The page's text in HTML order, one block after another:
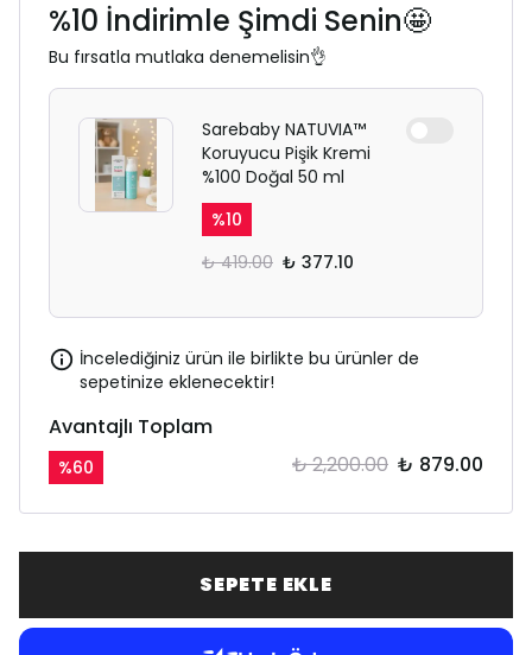
%10 İndirimle Şimdi Senin🤩
Bu fırsatla mutlaka denemelisin👌
Sarebaby NATUVIA™
Koruyucu Pişik Kremi
%100 Doğal 50 ml
%10
₺ 419.00 ₺ 377.10
İncelediğiniz ürün ile birlikte bu ürünler de
sepetinize eklenecektir!
Avantajlı Toplam
%60 ₺ 2,200.00 ₺ 879.00
SEPETE EKLE